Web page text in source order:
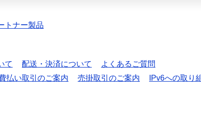
トナー製品
て 配送・決済について
よくあるご質問
払い取引のご案内 売掛取引のご案内
IPv6への取り